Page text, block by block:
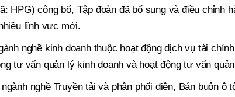
HPG) công bố, Tập đoàn đã bổ sung và điều chỉnh
lĩnh vực mới.
nghề kinh doanh thuộc hoạt động dịch vụ tài
tư vấn quản lý kinh doanh và hoạt động tư vấn
nghề Truyền tải và phân phối điện, Bán buôn ô